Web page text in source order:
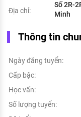
Địa chỉ:
Số 2R-
Minh
Thông tin
Ngày đăng tuyển:
Cấp bậc:
Học vấn:
Số lượng tuyển: